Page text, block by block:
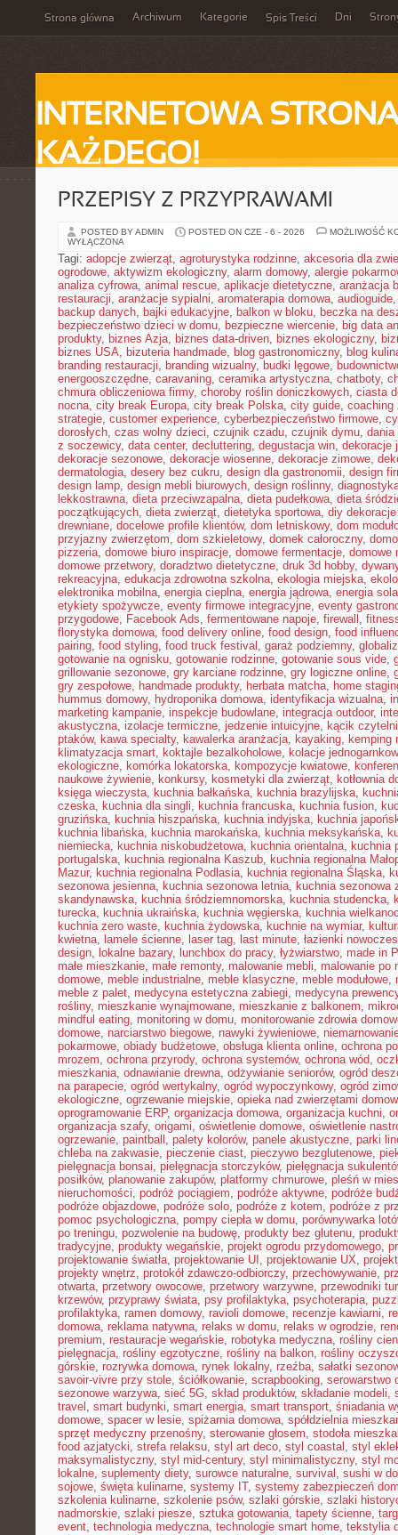
Strona główna Archiwum Kategorie Spis Treści Dni
INTERNETOWA
KAŻDEGO!
PRZEPISY Z PRZYPRAWAMI
POSTED BY ADMIN POSTED ON CZE - 6 - 2026
MOŻLIWOŚĆ
WYŁĄCZONA
Tagi: adopcje zwierząt, agroturystyka rodzinne, akcesoria dla
ogrodowe, aktywizm ekologiczny, alarm domowy, alergie
analiza cyfrowa, animal rescue, aplikacje dietetyczne, aranżacja
restauracji, aranżacje sypialni, aromaterapia domowa, audioguide
backup danych, bajki edukacyjne, balkon w bloku, beczka na
bezpieczeństwo dzieci w domu, bezpieczne wiercenie, big data
produkty, biznes Azja, biznes data-driven, biznes ekologiczny,
biznes USA, bizuteria handmade, blog gastronomiczny, blog
branding restauracji, branding wizualny, budki lęgowe,
energooszczędne, caravaning, ceramika artystyczna, chatboty,
chmura obliczeniowa firmy, choroby roślin doniczkowych, ciasta
nocna, city break Europa, city break Polska, city guide, coaching
strategie, customer experience, cyberbezpieczeństwo firmowe,
dorosłych, czas wolny dzieci, czujnik czadu, czujnik dymu,
z soczewicy, data center, decluttering, degustacja win, dekoracje
dekoracje sezonowe, dekoracje wiosenne, dekoracje zimowe,
dermatologia, desery bez cukru, design dla gastronomii, design
design lamp, design mebli biurowych, design roślinny,
lekkostrawna, dieta przeciwzapalna, dieta pudełkowa, dieta
początkujących, dieta zwierząt, dietetyka sportowa, diy
drewniane, docelowe profile klientów, dom letniskowy, dom
przyjazny zwierzętom, dom szkieletowy, domek całoroczny,
pizzeria, domowe biuro inspiracje, domowe fermentacje, domowe
domowe przetwory, doradztwo dietetyczne, druk 3d hobby,
rekreacyjna, edukacja zdrowotna szkolna, ekologia miejska,
elektronika mobilna, energia cieplna, energia jądrowa, energia
etykiety spożywcze, eventy firmowe integracyjne, eventy
przygodowe, Facebook Ads, fermentowane napoje, firewall ,
florystyka domowa, food delivery online, food design, food
pairing, food styling, food truck festival , garaż podziemny,
gotowanie na ognisku, gotowanie rodzinne, gotowanie sous vide,
grillowanie sezonowe, gry karciane rodzinne, gry logiczne online,
gry zespołowe, handmade produkty, herbata matcha, home
hummus domowy, hydroponika domowa, identyfikacja wizualna,
marketing kampanie, inspekcje budowlane, integracja outdoor,
akustyczna, izolacje termiczne, jedzenie intuicyjne, kącik
ptaków, kawa specialty, kawalerka aranżacja, kayaking, kemping
klimatyzacja smart, koktajle bezalkoholowe, kolacje
ekologiczne, komórka lokatorska, kompozycje kwiatowe,
naukowe żywienie, konkursy, kosmetyki dla zwierząt, kotłownia
księga wieczysta, kuchnia bałkańska, kuchnia brazylijska,
czeska, kuchnia dla singli, kuchnia francuska, kuchnia fusion,
gruzińska, kuchnia hiszpańska, kuchnia indyjska, kuchnia
kuchnia libańska, kuchnia marokańska, kuchnia meksykańska,
niemiecka, kuchnia niskobudżetowa, kuchnia orientalna, kuchnia
portugalska, kuchnia regionalna Kaszub, kuchnia regionalna
Mazur, kuchnia regionalna Podlasia, kuchnia regionalna Śląska,
sezonowa jesienna, kuchnia sezonowa letnia, kuchnia sezonowa
skandynawska, kuchnia śródziemnomorska, kuchnia studencka,
turecka, kuchnia ukraińska, kuchnia węgierska, kuchnia
kuchnia zero waste, kuchnia żydowska, kuchnie na wymiar,
kwietna, lamele ścienne, laser tag, last minute, łazienki
design, lokalne bazary, lunchbox do pracy, łyżwiarstwo, made in
małe mieszkanie, małe remonty, malowanie mebli, malowanie po
domowe, meble industrialne, meble klasyczne, meble modułowe,
meble z palet, medycyna estetyczna zabiegi, medycyna
rośliny, mieszkanie wynajmowane, mieszkanie z balkonem,
mindful eating, monitoring w domu, monitorowanie zdrowia
domowe, narciarstwo biegowe, nawyki żywieniowe,
pokarmowe, obiady budżetowe, obsługa klienta online, ochrona
mrozem, ochrona przyrody, ochrona systemów, ochrona wód,
mieszkania, odnawianie drewna, odżywianie seniorów, ogród
na parapecie, ogród wertykalny, ogród wypoczynkowy, ogród
ekologiczne, ogrzewanie miejskie, opieka nad zwierzętami
oprogramowanie ERP, organizacja domowa, organizacja kuchni,
organizacja szafy, origami, oświetlenie domowe, oświetlenie
ogrzewanie, paintball , palety kolorów, panele akustyczne, parki
chleba na zakwasie, pieczenie ciast, pieczywo bezglutenowe,
pielęgnacja bonsai, pielęgnacja storczyków, pielęgnacja
posiłków, planowanie zakupów, platformy chmurowe, pleśń w
nieruchomości, podróż pociągiem, podróże aktywne, podróże
podróże objazdowe, podróże solo, podróże z kotem, podróże z
pomoc psychologiczna, pompy ciepła w domu, porównywarka
po treningu, pozwolenie na budowę, produkty bez glutenu,
tradycyjne, produkty wegańskie, projekt ogrodu przydomowego,
projektowanie światła, projektowanie UI , projektowanie UX,
projekty wnętrz, protokół zdawczo-odbiorczy, przechowywanie,
otwarta, przetwory owocowe, przetwory warzywne, przewodniki
krzewów, przyprawy świata, psy profilaktyka, psychoterapia,
profilaktyka, ramen domowy, ravioli domowe, recenzje kawiarni,
domowa, reklama natywna, relaks w domu, relaks w ogrodzie,
premium, restauracje wegańskie, robotyka medyczna, rośliny
pielęgnacja, rośliny egzotyczne, rośliny na balkon, rośliny
górskie, rozrywka domowa, rynek lokalny, rzeźba, sałatki
savoir-vivre przy stole, ściółkowanie, scrapbooking, serowarstwo
sezonowe warzywa, sieć 5G, skład produktów, składanie modeli,
travel , smart budynki, smart energia, smart transport, śniadania
domowe, spacer w lesie, spiżarnia domowa, spółdzielnia
sprzęt medyczny przenośny, sterowanie głosem, stodoła
food azjatycki, strefa relaksu, styl art deco, styl coastal , styl
maksymalistyczny, styl mid-century, styl minimalistyczny, styl
lokalne, suplementy diety, surowce naturalne, survival , sushi w
sojowe, święta kulinarne, systemy IT, systemy zabezpieczeń
szkolenia kulinarne, szkolenie psów, szlaki górskie, szlaki
nadmorskie, szlaki piesze, sztuka gotowania, tapety ścienne,
event, technologia medyczna, technologie smart home, tekstylia